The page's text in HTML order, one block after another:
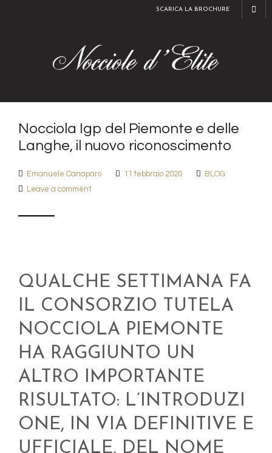
SCARICA LA BROCHURE
Nocciola Igp del Piemonte e delle
Langhe, il nuovo riconoscimento
Emanuele Canaparo 11 febbraio 2020
BLOG
Leave a comment
QUALCHE SETTIMANA FA
IL CONSORZIO TUTELA
NOCCIOLA PIEMONTE
HA RAGGIUNTO UN
ALTRO IMPORTANTE
RISULTATO: L’INTRODUZI
ONE, IN VIA DEFINITIVE E
UFFICIALE, DEL NOME